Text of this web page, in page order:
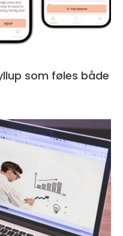
som føles både